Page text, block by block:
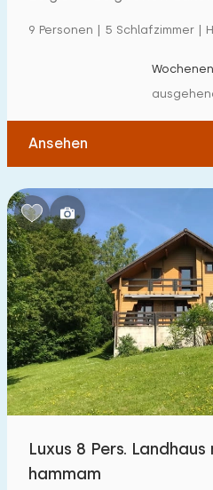
Zum Meer(max. km):
10
1 2
Zum Wasser
1 2 10
Zu öffentlichen
0,2 0,5 1 2
Unterkunft
Im Ferienpark
9 Personen | 5 Schlafzimmer |
Ansehen
Luxus 8 Pers.
hammam